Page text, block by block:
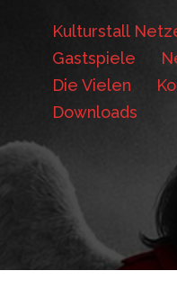
Kulturstall
Gastspiele
Die Vielen
Downloads